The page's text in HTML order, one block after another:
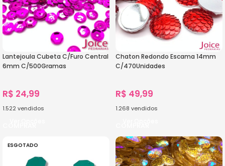
Lantejoula Cubeta C/Furo Central
6mm C/500Gramas
R$ 24,99
1.522 vendidos
Chaton Redondo Escama 14mm
C/470Unidades
R$ 49,99
1.268 vendidos
ESGOTADO